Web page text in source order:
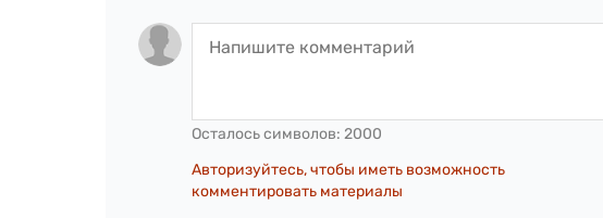
Осталось символов: 2000
Авторизуйтесь, чтобы иметь возможность
комментировать материалы